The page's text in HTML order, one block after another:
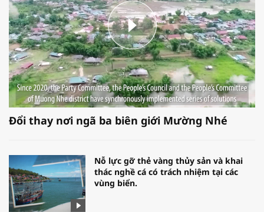
Đổi thay nơi ngã ba biên giới Mường Nhé
Nỗ lực gỡ thẻ vàng thủy sản và khai
thác nghề cá có trách nhiệm tại các
vùng biển.